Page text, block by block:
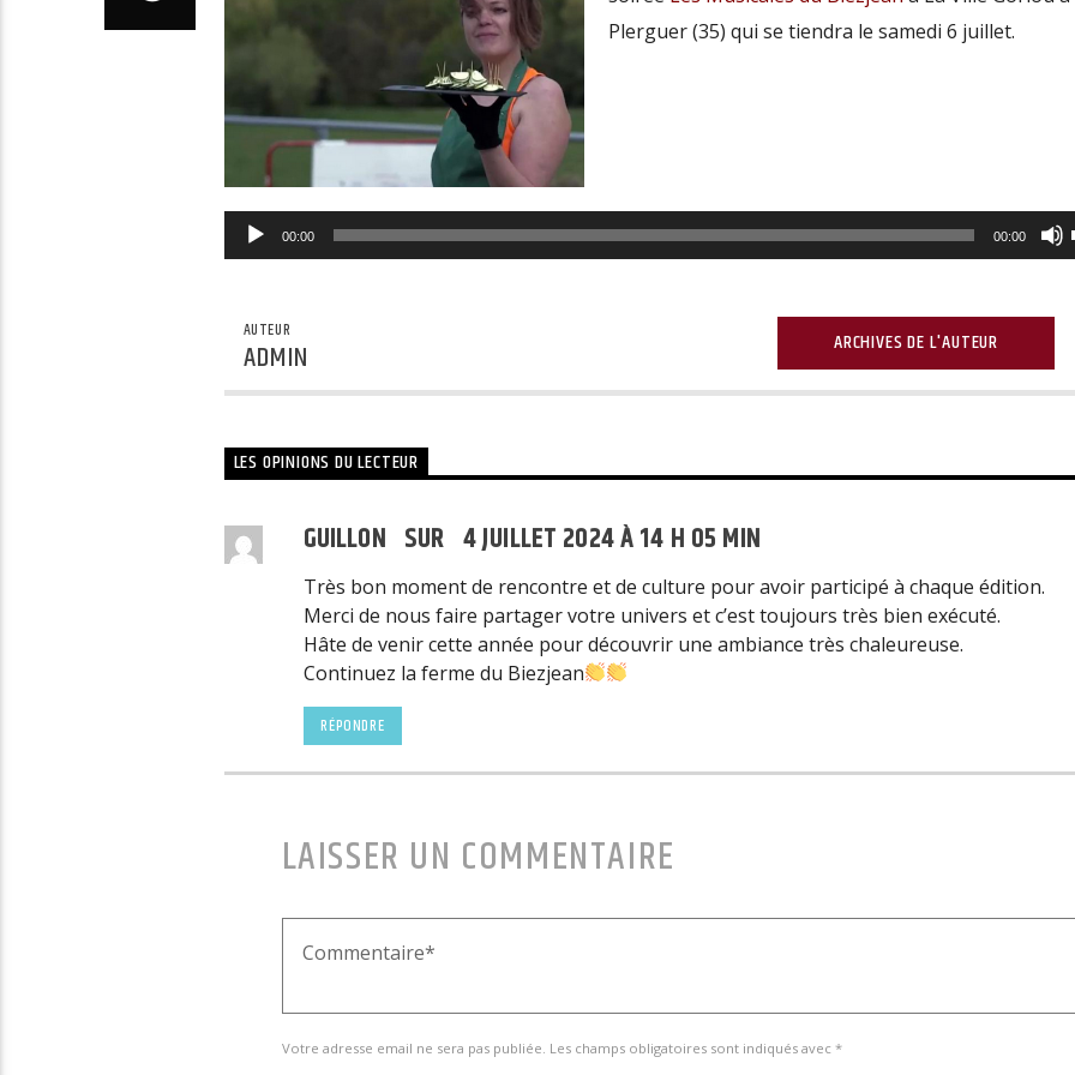
Plerguer (35) qui se tiendra le samedi 6 juillet.
00:00 00:00
AUTEUR
ADMIN ARCHIVES DE L'AUTEUR
LES OPINIONS DU LECTEUR
GUILLON SUR 4 JUILLET 2024 À 14 H 05 MIN
Très bon moment de rencontre et de culture pour avoir participé à chaque édition.
Merci de nous faire partager votre univers et c’est toujours très bien exécuté.
Hâte de venir cette année pour découvrir une ambiance très chaleureuse.
Continuez la ferme du Biezjean
RÉPONDRE
LAISSER UN COMMENTAIRE
Votre adresse email ne sera pas publiée. Les champs obligatoires sont indiqués avec *